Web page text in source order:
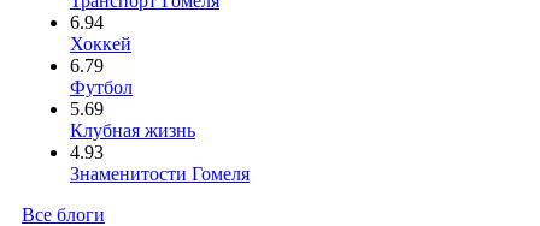
6.94
Хоккей
6.79
Футбол
5.69
Клубная жизнь
4.93
Знаменитости Гомеля
Все блоги